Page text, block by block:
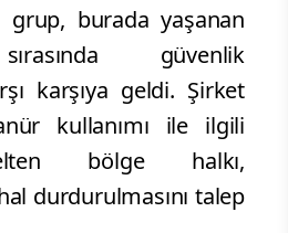
grup, burada yaşanan
güvenlik
karşıya geldi. Şirket
kullanımı ile ilgili
bölge halkı,
durdurulmasını talep